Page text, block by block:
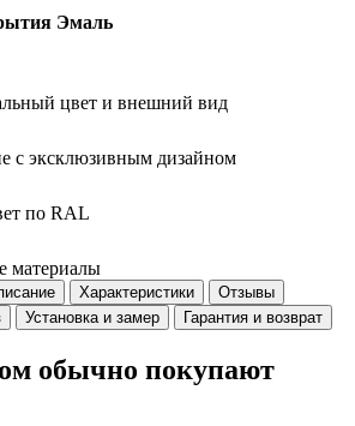
Эмаль
цвет и внешний вид
с эксклюзивным дизайном
по RAL
материалы
Характеристики
Отзывы
Установка и замер Гарантия и возврат
обычно покупают